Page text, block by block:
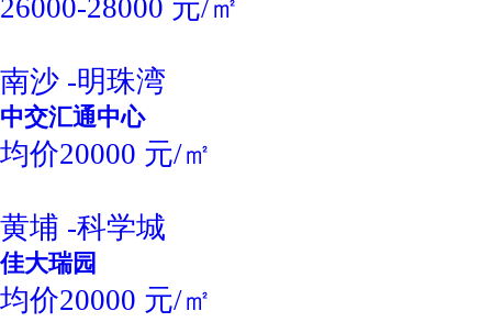
26000-28000 元/㎡
南沙 -明珠湾
中交汇通中心
均价20000 元/㎡
黄埔 -科学城
佳大瑞园
均价20000 元/㎡